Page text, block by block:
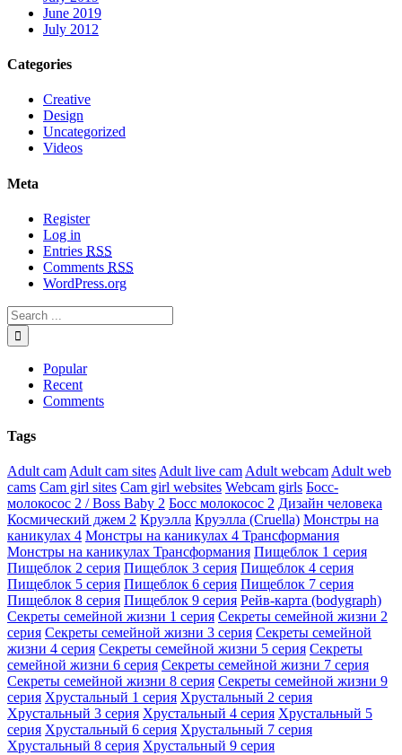
June 2019
July 2012
Categories
Creative
Design
Uncategorized
Videos
Meta
Register
Log in
Entries RSS
Comments RSS
WordPress.org
Popular
Recent
Comments
Tags
Adult camAdult cam sitesAdult live camAdult webcamAdult web
cams Cam girl sites Cam girl websites Webcam girls Босс-
молокосос 2 / Boss Baby 2 Босс молокосос 2 Дизайн человека
Космический джем 2 Круэлла Круэлла (Cruella) Монстры на
каникулах 4 Монстры на каникулах 4 Трансформания
Монстры на каникулах Трансформания Пищеблок 1 серия
Пищеблок 2 серия Пищеблок 3 серия Пищеблок 4 серия
Пищеблок 5 серия Пищеблок 6 серия Пищеблок 7 серия
Пищеблок 8 серия Пищеблок 9 серия Рейв-карта (bodygraph)
Секреты семейной жизни 1 серия Секреты семейной жизни 2
серия Секреты семейной жизни 3 серия Секреты семейной
жизни 4 серия Секреты семейной жизни 5 серия Секреты
семейной жизни 6 серия Секреты семейной жизни 7 серия
Секреты семейной жизни 8 серия Секреты семейной жизни 9
серия Хрустальный 1 серия Хрустальный 2 серия
Хрустальный 3 серия Хрустальный 4 серия Хрустальный 5
серия Хрустальный 6 серия Хрустальный 7 серия
Хрустальный 8 серия Хрустальный 9 серия